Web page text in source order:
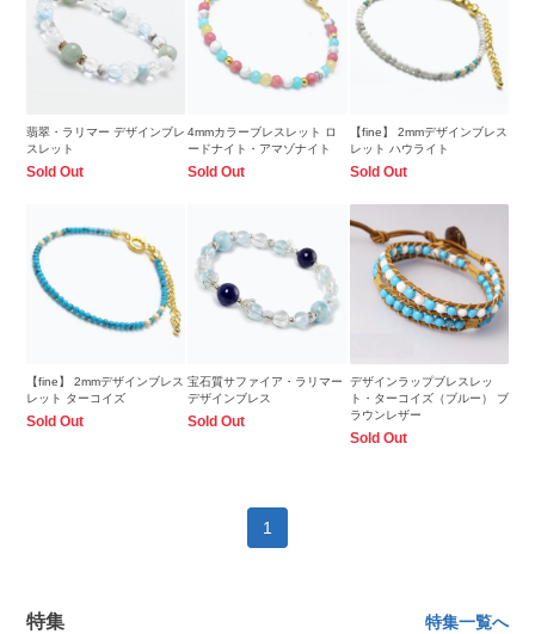
翡翠・ラリマー デザインブレ
スレット
Sold Out
4mmカラーブレスレット ロ
ードナイト・アマゾナイト
Sold Out
【fine】 2mmデザインブレス
レット ハウライト
Sold Out
【fine】 2mmデザインブレス
レット ターコイズ
Sold Out
宝石質サファイア・ラリマー
デザインブレス
Sold Out
デザインラップブレスレッ
ト・ターコイズ（ブルー） ブ
ラウンレザー
Sold Out
1
特集 特集一覧へ